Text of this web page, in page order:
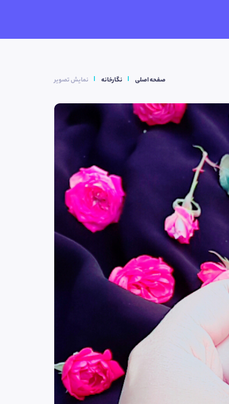
صفحه اصلی نگارخانه نمایش تصویر